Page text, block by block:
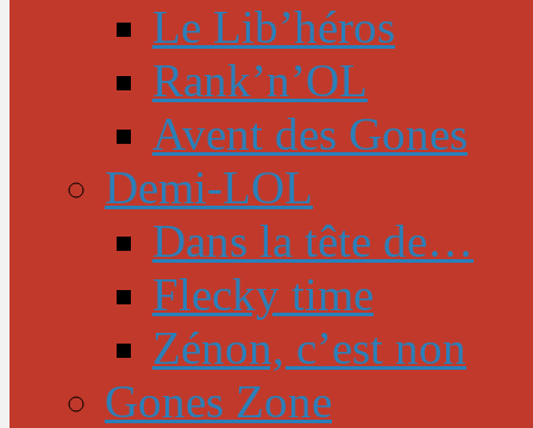
Le Lib’héros
Rank’n’OL
Avent des Gones
Demi-LOL
Dans la tête de…
Flecky time
Zénon, c’est non
Gones Zone